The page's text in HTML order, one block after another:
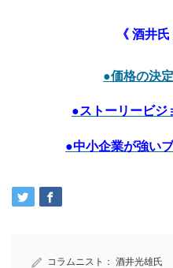
《 酒井
●価格の決
●ストーリービジ
●中小企業が強い
コラムニスト： 酒井光雄氏